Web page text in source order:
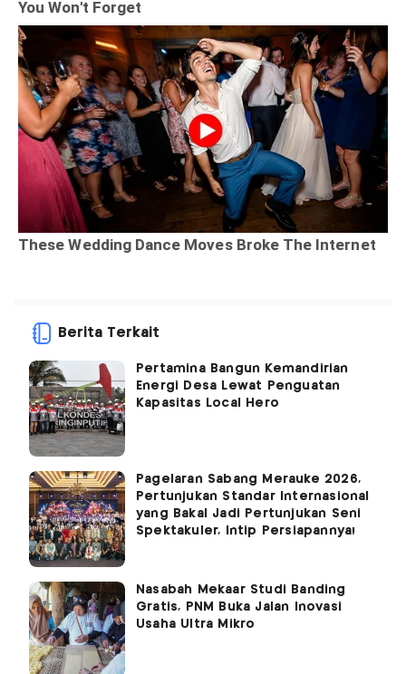
Berita Terkait
Pertamina Bangun Kemandirian
Energi Desa Lewat Penguatan
Kapasitas Local Hero
Pagelaran Sabang Merauke 2026,
Pertunjukan Standar Internasional
yang Bakal Jadi Pertunjukan Seni
Spektakuler, Intip Persiapannya!
Nasabah Mekaar Studi Banding
Gratis, PNM Buka Jalan Inovasi
Usaha Ultra Mikro